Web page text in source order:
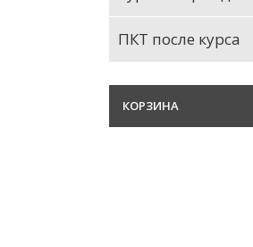
ПКТ после курса
КОРЗИНА